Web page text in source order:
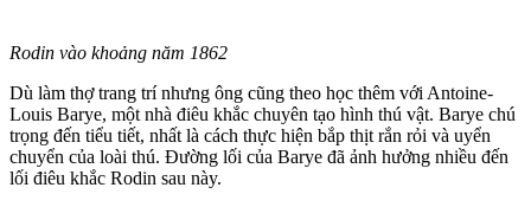
Rodin vào khoảng năm 1862
Dù làm thợ trang trí nhưng ông cũng theo học thêm với Antoine-
Louis Barye, một nhà điêu khắc chuyên tạo hình thú vật. Barye chú
trọng đến tiểu tiết, nhất là cách thực hiện bắp thịt rắn rỏi và uyển
chuyển của loài thú. Đường lối của Barye đã ảnh hưởng nhiều đến
lối điêu khắc Rodin sau này.